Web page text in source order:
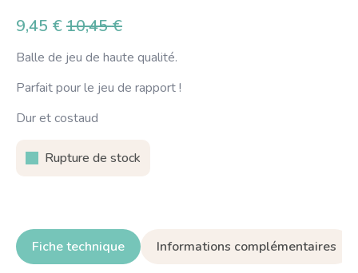
10,45€
Le
prix
était :
10,45 €.
9,45 €
Le
prix
est :
9,45 €.
Balle de jeu de haute qualité.
Parfait pour le jeu de rapport !
Dur et costaud
Rupture de stock
Fiche technique Informations complémentaires